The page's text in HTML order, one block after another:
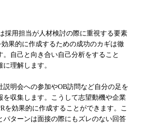
採用担当が人材検討の際に重視する要素
果的に作成するための成功のカギは徹
。自己と向き合い自己分析をすること
理解します。
説明会への参加やOB訪問など自分の足を
を収集します。こうして志望動機や企業
を効果的に作成することができます。こ
パターンは面接の際にもズレのない回答